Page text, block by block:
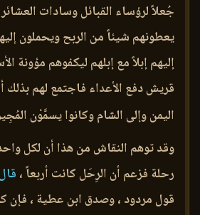
جُعلاً لرؤساء القبائل وسادات
يعطونهم شيئاً من الربح ويحملون
إليهم إبلاً مع إبلهم ليكفوهم مؤونة
قريش دفع الأعداء فاجتمع لهم بذلك
اليمن وإلى الشام وكانوا يسمَّوْن
وقد توهم النقاش من هذا أن لكل
رحلة فزعم أن الرِحَل كانت أربعاً ،
قول مردود ، وصدق ابن عطية ، فإن